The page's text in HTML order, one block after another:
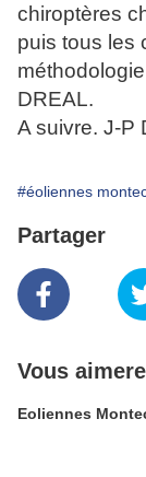
chiroptères
puis tous les
DREAL.
A suivre. J-P
#éoliennes
Partager
Vous
Eoliennes